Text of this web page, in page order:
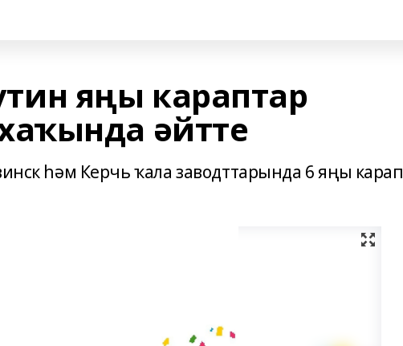
яңы караптар
әйтте
һәм Керчь ҡала заводттарында 6 яңы карап